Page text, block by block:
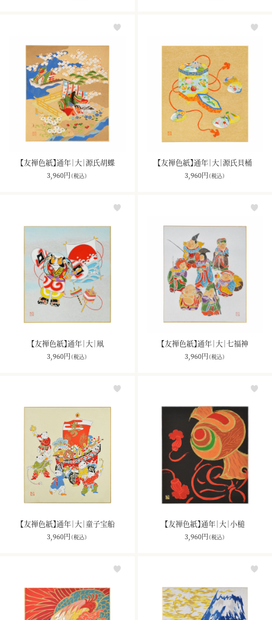
【友禅色紙】通年｜大｜源氏胡蝶
3,960円 （税込）
【友禅色紙】通年｜大｜源氏貝桶
3,960円 （税込）
【友禅色紙】通年｜大｜凧
3,960円 （税込）
【友禅色紙】通年｜大｜七福神
3,960円 （税込）
【友禅色紙】通年｜大｜童子宝船
3,960円 （税込）
【友禅色紙】通年｜大｜小槌
3,960円 （税込）